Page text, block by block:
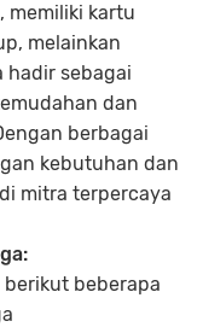
memiliki kartu
melainkan
hadir sebagai
dan
berbagai
kebutuhan dan
mitra terpercaya
berikut beberapa